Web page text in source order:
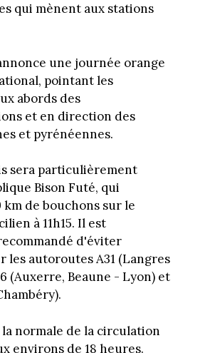
qui mènent aux stations
une journée orange
pointant les
abords des
et en direction des
et pyrénéennes.
sera particulièrement
Bison Futé, qui
km de bouchons sur le
à 11h15. Il est
d'éviter
les autoroutes A31 (Langres
(Auxerre, Beaune - Lyon) et
normale de la circulation
environs de 18 heures.